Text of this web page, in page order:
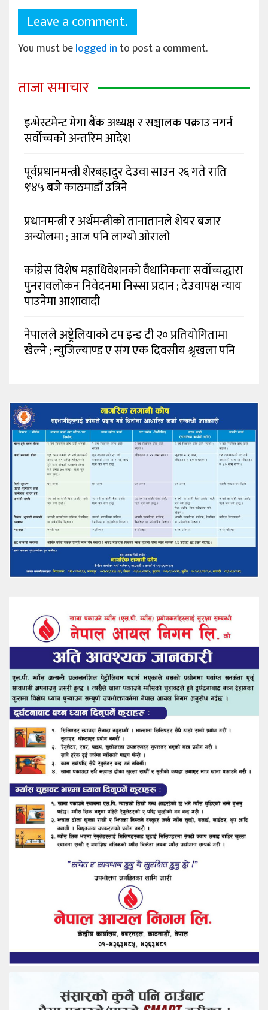
Leave a comment.
You must belogged in to post a comment.
ताजा समाचार
इन्भेस्टमेन्ट मेगा बैंक अध्यक्ष र सञ्चालक पक्राउ नगर्न
सर्वोच्चको अन्तरिम आदेश
पूर्वप्रधानमन्त्री शेरबहादुर देउवा साउन २६ गते राति
९ः४५ बजे काठमाडौं उत्रिने
प्रधानमन्त्री र अर्थमन्त्रीको तानातानले शेयर बजार
अन्योलमा ; आज पनि लाग्यो ओरालो
कांग्रेस विशेष महाधिवेशनको वैधानिकताः सर्वोच्चद्धारा
पुनरावलोकन निवेदनमा निस्सा प्रदान ; देउवापक्ष न्याय
पाउनेमा आशावादी
नेपालले अष्ट्रेलियाको टप इन्ड टी २० प्रतियोगितामा
खेल्ने ; न्युजिल्याण्ड ए संग एक दिवसीय श्रृखला पनि